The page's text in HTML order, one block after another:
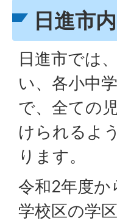
日進市
日進市では
い、各小中
で、全ての
けられるよ
ります。
令和2年度か
学校区の学